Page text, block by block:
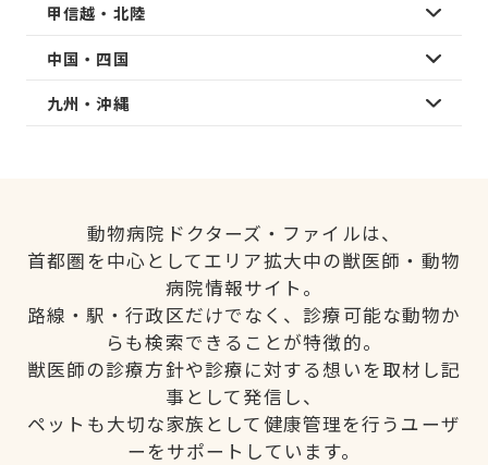
甲信越・北陸
中国・四国
九州・沖縄
動物病院ドクターズ・ファイルは、
首都圏を中心としてエリア拡大中の獣医師・動物
病院情報サイト。
路線・駅・行政区だけでなく、診療可能な動物か
らも検索できることが特徴的。
獣医師の診療方針や診療に対する想いを取材し記
事として発信し、
ペットも大切な家族として健康管理を行うユーザ
ーをサポートしています。